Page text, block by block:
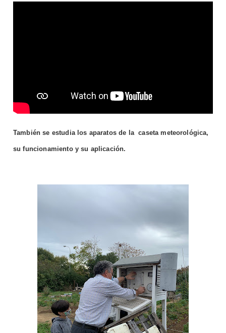
También se estudia los aparatos de la caseta meteorológica,
su funcionamiento y su aplicación.